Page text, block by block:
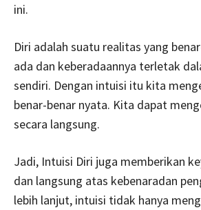
ini.
Diri adalah suatu realitas yang
ada dan keberadaannya terletak
sendiri. Dengan intuisi itu kita
benar-benar nyata. Kita dapat
secara langsung.
Jadi, Intuisi Diri juga memberikan
dan langsung atas kebenaradan
lebih lanjut, intuisi tidak hanya